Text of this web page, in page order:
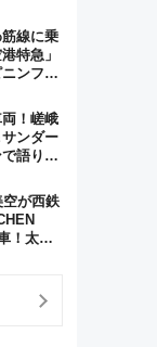
線に乗
特急」
ンファ
！嵯峨
ンダー
語り合
9月13
ツア
空が西鉄
！太宰